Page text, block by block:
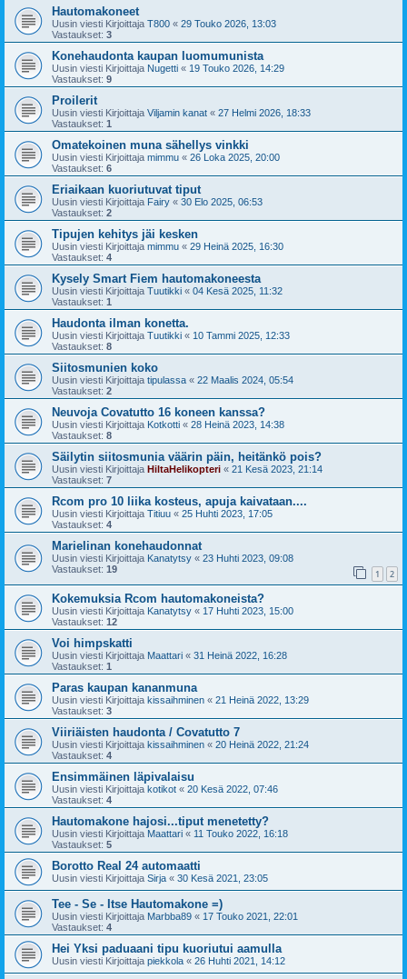
Hautomakoneet
Uusin viesti Kirjoittaja T800 « 29 Touko 2026, 13:03
Vastaukset: 3
Konehaudonta kaupan luomumunista
Uusin viesti Kirjoittaja Nugetti « 19 Touko 2026, 14:29
Vastaukset: 9
Proilerit
Uusin viesti Kirjoittaja Viljamin kanat « 27 Helmi 2026, 18:33
Vastaukset: 1
Omatekoinen muna sähellys vinkki
Uusin viesti Kirjoittaja mimmu « 26 Loka 2025, 20:00
Vastaukset: 6
Eriaikaan kuoriutuvat tiput
Uusin viesti Kirjoittaja Fairy « 30 Elo 2025, 06:53
Vastaukset: 2
Tipujen kehitys jäi kesken
Uusin viesti Kirjoittaja mimmu « 29 Heinä 2025, 16:30
Vastaukset: 4
Kysely Smart Fiem hautomakoneesta
Uusin viesti Kirjoittaja Tuutikki « 04 Kesä 2025, 11:32
Vastaukset: 1
Haudonta ilman konetta.
Uusin viesti Kirjoittaja Tuutikki « 10 Tammi 2025, 12:33
Vastaukset: 8
Siitosmunien koko
Uusin viesti Kirjoittaja tipulassa « 22 Maalis 2024, 05:54
Vastaukset: 2
Neuvoja Covatutto 16 koneen kanssa?
Uusin viesti Kirjoittaja Kotkotti « 28 Heinä 2023, 14:38
Vastaukset: 8
Säilytin siitosmunia väärin päin, heitänkö pois?
Uusin viesti Kirjoittaja HiltaHelikopteri « 21 Kesä 2023, 21:14
Vastaukset: 7
Rcom pro 10 liika kosteus, apuja kaivataan....
Uusin viesti Kirjoittaja Titiuu « 25 Huhti 2023, 17:05
Vastaukset: 4
Marielinan konehaudonnat
Uusin viesti Kirjoittaja Kanatytsy « 23 Huhti 2023, 09:08
Vastaukset: 19 1 2
Kokemuksia Rcom hautomakoneista?
Uusin viesti Kirjoittaja Kanatytsy « 17 Huhti 2023, 15:00
Vastaukset: 12
Voi himpskatti
Uusin viesti Kirjoittaja Maattari « 31 Heinä 2022, 16:28
Vastaukset: 1
Paras kaupan kananmuna
Uusin viesti Kirjoittaja kissaihminen « 21 Heinä 2022, 13:29
Vastaukset: 3
Viiriäisten haudonta / Covatutto 7
Uusin viesti Kirjoittaja kissaihminen « 20 Heinä 2022, 21:24
Vastaukset: 4
Ensimmäinen läpivalaisu
Uusin viesti Kirjoittaja kotikot « 20 Kesä 2022, 07:46
Vastaukset: 4
Hautomakone hajosi...tiput menetetty?
Uusin viesti Kirjoittaja Maattari « 11 Touko 2022, 16:18
Vastaukset: 5
Borotto Real 24 automaatti
Uusin viesti Kirjoittaja Sirja « 30 Kesä 2021, 23:05
Tee - Se - Itse Hautomakone =)
Uusin viesti Kirjoittaja Marbba89 « 17 Touko 2021, 22:01
Vastaukset: 4
Hei Yksi paduaani tipu kuoriutui aamulla
Uusin viesti Kirjoittaja piekkola « 26 Huhti 2021, 14:12